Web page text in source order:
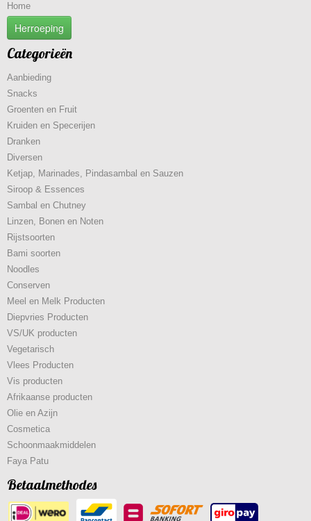
Home
Herroeping
Categorieën
Aanbieding
Snacks
Groenten en Fruit
Kruiden en Specerijen
Dranken
Diversen
Ketjap, Marinades, Pindasambal en Sauzen
Siroop & Essences
Sambal en Chutney
Linzen, Bonen en Noten
Rijstsoorten
Bami soorten
Noodles
Conserven
Meel en Melk Producten
Diepvries Producten
VS/UK producten
Vegetarisch
Vlees Producten
Vis producten
Afrikaanse producten
Olie en Azijn
Cosmetica
Schoonmaakmiddelen
Faya Patu
Betaalmethodes